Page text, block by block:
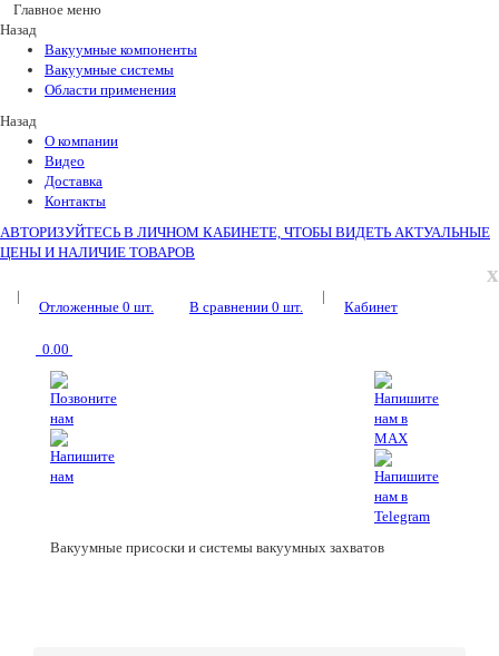
Главное меню
Назад
Вакуумные компоненты
Вакуумные системы
Области применения
Назад
О компании
Видео
Доставка
Контакты
АВТОРИЗУЙТЕСЬ В ЛИЧНОМ КАБИНЕТЕ, ЧТОБЫ ВИДЕТЬ АКТУАЛЬНЫЕ
ЦЕНЫ И НАЛИЧИЕ ТОВАРОВ
x
|
Отложенные 0 шт. В сравнении 0 шт.
|
Кабинет
0.00
Вакуумные присоски и системы вакуумных захватов